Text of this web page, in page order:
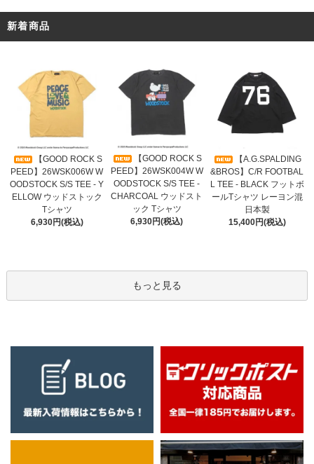
新着商品
【GOOD ROCK S
PEED】26WSK006W W
OODSTOCK S/S TEE - Y
ELLOW ウッドストック
Tシャツ
6,930円(税込)
【GOOD ROCK S
PEED】26WSK004W W
OODSTOCK S/S TEE -
CHARCOAL ウッドスト
ック Tシャツ
6,930円(税込)
【A.G.SPALDING
&BROS】C/R FOOTBAL
L TEE - BLACK フットボ
ールTシャツ レーヨン混
日本製
15,400円(税込)
もっと見る